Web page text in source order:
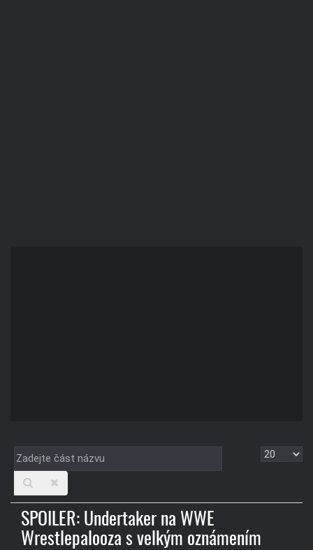
Zadejte
část
názvu
Zobrazit
SPOILER: Undertaker na WWE
Wrestlepalooza s velkým oznámením